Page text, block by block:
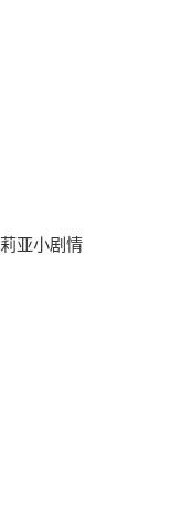
亚小剧情